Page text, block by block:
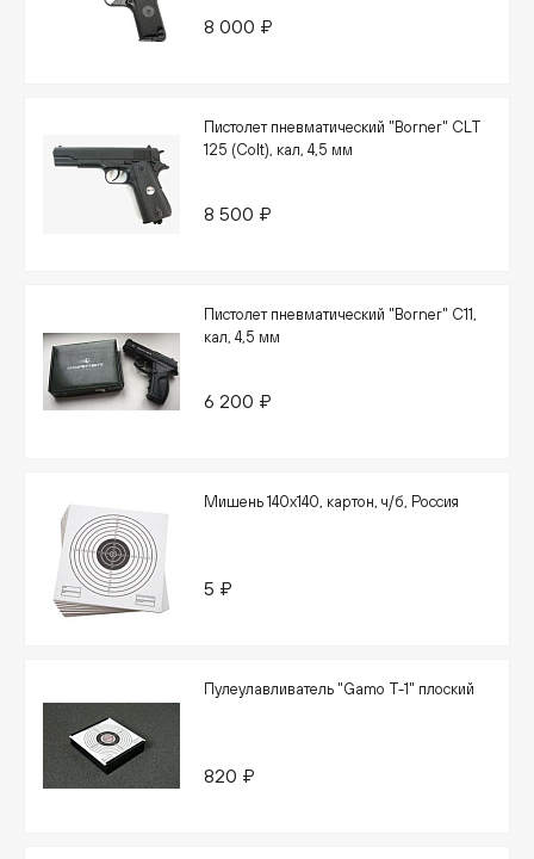
8 000 ₽
Пистолет пневматический "Borner" CLT
125 (Colt), кал, 4,5 мм
8 500 ₽
Пистолет пневматический "Borner" C11,
кал, 4,5 мм
6 200 ₽
Мишень 140х140, картон, ч/б, Россия
5 ₽
Пулеулавливатель "Gamo T-1" плоский
820 ₽